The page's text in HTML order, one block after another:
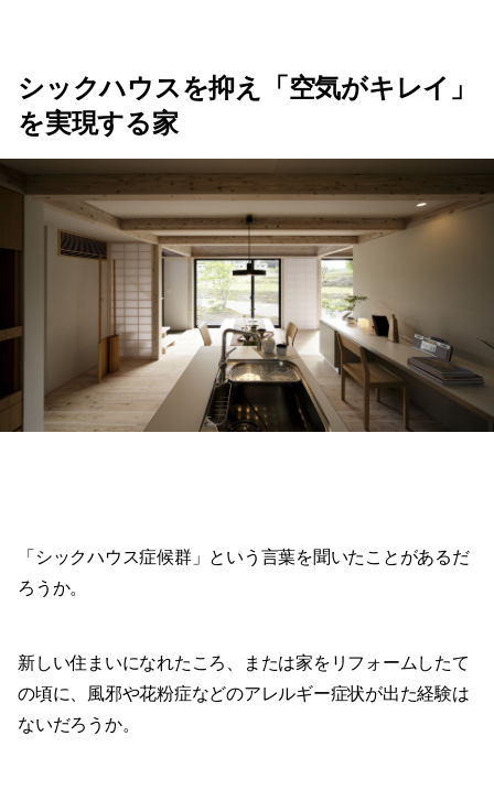
シックハウスを抑え「空気がキレイ」
を実現する家
「シックハウス症候群」という言葉を聞いたことがあるだ
ろうか。
新しい住まいになれたころ、または家をリフォームしたて
の頃に、風邪や花粉症などのアレルギー症状が出た経験は
ないだろうか。